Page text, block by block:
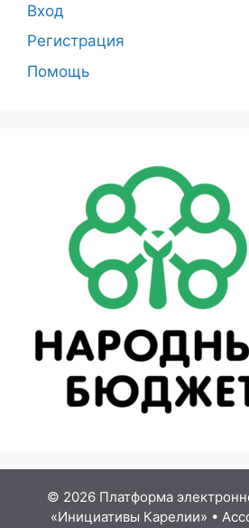
Вход
Регистрация
Помощь
© 2026 Платформа
«Инициативы Карелии» •